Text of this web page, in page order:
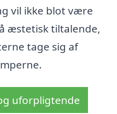
vil ikke blot være
æstetisk tiltalende,
tage sig af
uforpligtende